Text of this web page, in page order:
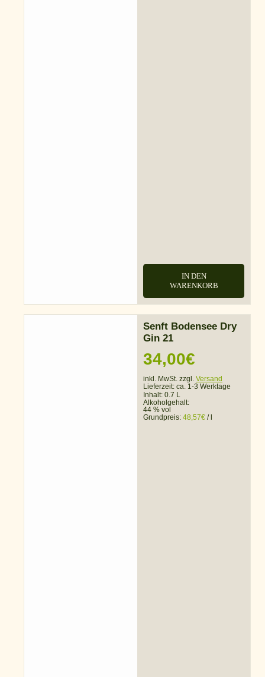
IN DEN
WARENKORB
Senft Bodensee Dry
Gin 21
34,00€
inkl. MwSt. zzgl. Versand
Lieferzeit: ca. 1-3 Werktage
Inhalt: 0.7 L
Alkoholgehalt:
44 % vol
Grundpreis: 48,57€ /